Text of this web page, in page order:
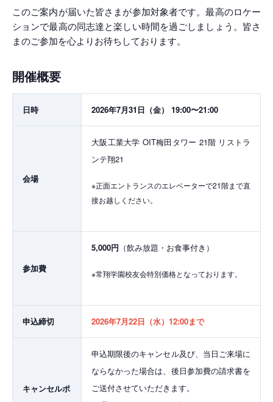
このご案内が届いた皆さまが参加対象者です。最高のロケー
ションで最高の同志達と楽しい時間を過ごしましょう。皆さ
まのご参加を心よりお待ちしております。
開催概要
日時 2026年7月31日（金） 19:00〜21:00
会場
大阪工業大学 OIT梅田タワー 21階 リストラ
ンテ翔21
※正面エントランスのエレベーターで21階まで直
接お越しください。
参加費
5,000円 （飲み放題・お食事付き）
※常翔学園校友会特別価格となっております。
申込締切 2026年7月22日（水）12:00まで
キャンセルポ
申込期限後のキャンセル及び、当日ご来場に
ならなかった場合は、後日参加費の請求書を
ご送付させていただきます。